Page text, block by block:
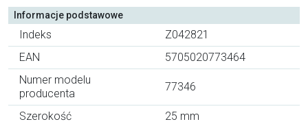
Informacje podstawowe
Indeks
Z042821
EAN
5705020773464
Numer modelu
producenta
77346
Szerokość
25 mm